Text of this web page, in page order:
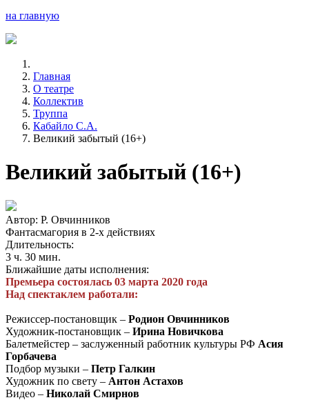
на главную
Главная
О театре
Коллектив
Труппа
Кабайло С.А.
Великий забытый (16+)
Великий забытый (16+)
Автор: Р. Овчинников
Фантасмагория в 2-х действиях
Длительность:
3 ч. 30 мин.
Ближайшие даты исполнения:
Премьера состоялась 03 марта 2020 года
Над спектаклем работали:
Режиссер-постановщик – Родион Овчинников
Художник-постановщик – Ирина Новичкова
Балетмейстер – заслуженный работник культуры РФ Асия
Горбачева
Подбор музыки – Петр Галкин
Художник по свету – Антон Астахов
Видео – Николай Смирнов